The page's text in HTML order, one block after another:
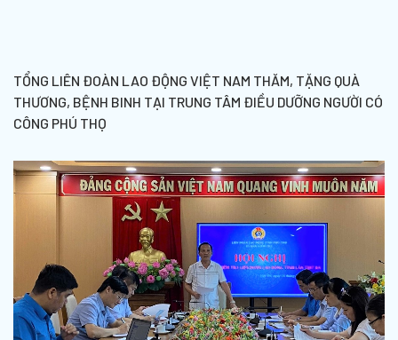
TỔNG LIÊN ĐOÀN LAO ĐỘNG VIỆT NAM THĂM, TẶNG QUÀ
THƯƠNG, BỆNH BINH TẠI TRUNG TÂM ĐIỀU DƯỠNG NGƯỜI CÓ
CÔNG PHÚ THỌ